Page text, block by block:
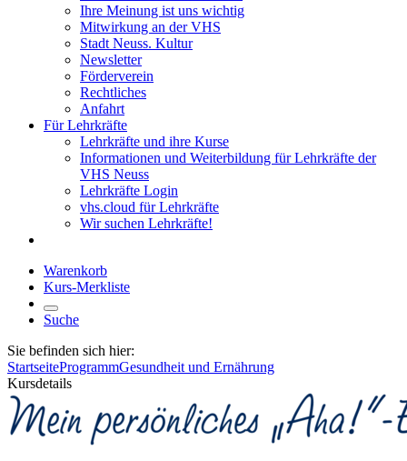
Ihre Meinung ist uns wichtig
Mitwirkung an der VHS
Stadt Neuss. Kultur
Newsletter
Förderverein
Rechtliches
Anfahrt
Für Lehrkräfte
Lehrkräfte und ihre Kurse
Informationen und Weiterbildung für Lehrkräfte der
VHS Neuss
Lehrkräfte Login
vhs.cloud für Lehrkräfte
Wir suchen Lehrkräfte!
Warenkorb
Kurs-Merkliste
Suche
Sie befinden sich hier:
StartseiteProgrammGesundheit und Ernährung
Kursdetails